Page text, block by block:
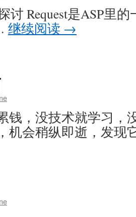
讨 Request是ASP里
继续阅读 →
钱，没技术就学习，
机会稍纵即逝，发